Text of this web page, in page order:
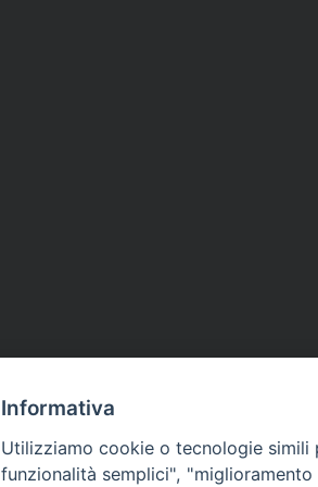
Informativa
Utilizziamo cookie o tecnologie
funzionalità semplici",